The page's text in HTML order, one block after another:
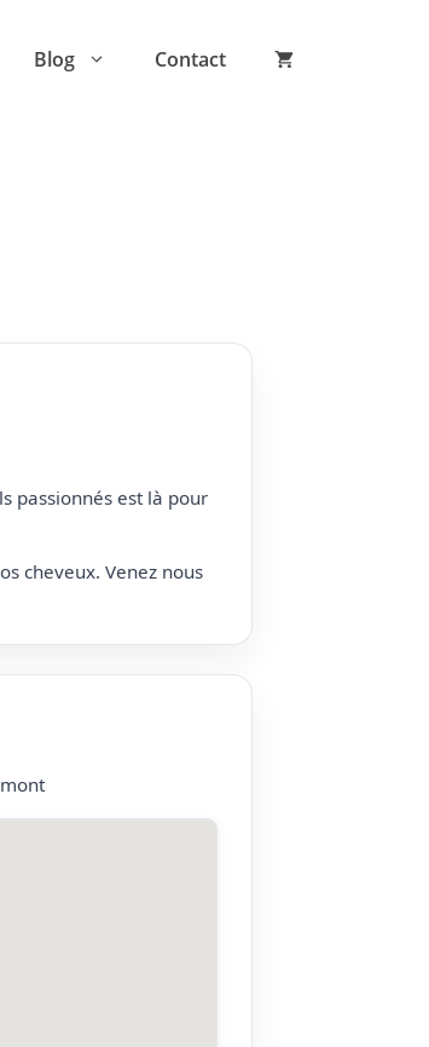
Blog Contact
passionnés est là pour
cheveux. Venez nous